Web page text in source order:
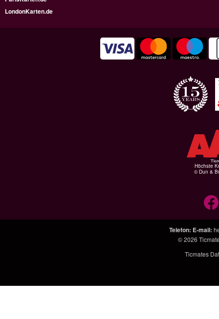
LondonKarten.de
Höchste
© Dun &
Telefon: E-mail:
© 2026
Ticmates